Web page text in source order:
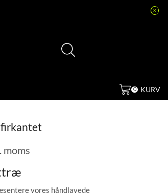
0 KURV
moms
vores håndlavede